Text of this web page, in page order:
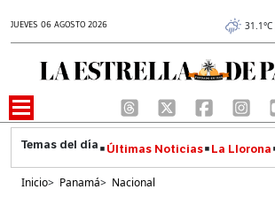
JUEVES 06 AGOSTO 2026
Últimas Noticias La Llorona
Inicio> Panamá> Nacional